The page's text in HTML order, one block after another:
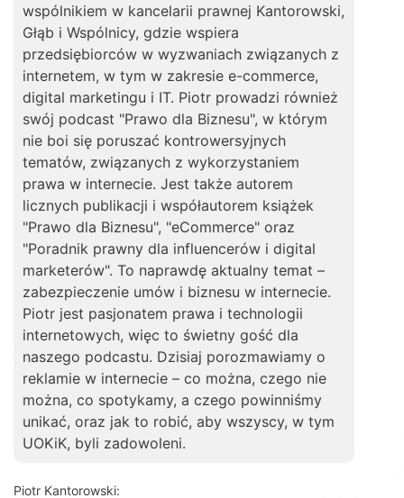
wspólnikiem w kancelarii prawnej Kantorowski,
Głąb i Wspólnicy, gdzie wspiera
przedsiębiorców w wyzwaniach związanych z
internetem, w tym w zakresie e-commerce,
digital marketingu i IT. Piotr prowadzi również
swój podcast "Prawo dla Biznesu", w którym
nie boi się poruszać kontrowersyjnych
tematów, związanych z wykorzystaniem
prawa w internecie. Jest także autorem
licznych publikacji i współautorem książek
"Prawo dla Biznesu", "eCommerce" oraz
"Poradnik prawny dla influencerów i digital
marketerów". To naprawdę aktualny temat –
zabezpieczenie umów i biznesu w internecie.
Piotr jest pasjonatem prawa i technologii
internetowych, więc to świetny gość dla
naszego podcastu. Dzisiaj porozmawiamy o
reklamie w internecie – co można, czego nie
można, co spotykamy, a czego powinniśmy
unikać, oraz jak to robić, aby wszyscy, w tym
UOKiK, byli zadowoleni.
Piotr Kantorowski: